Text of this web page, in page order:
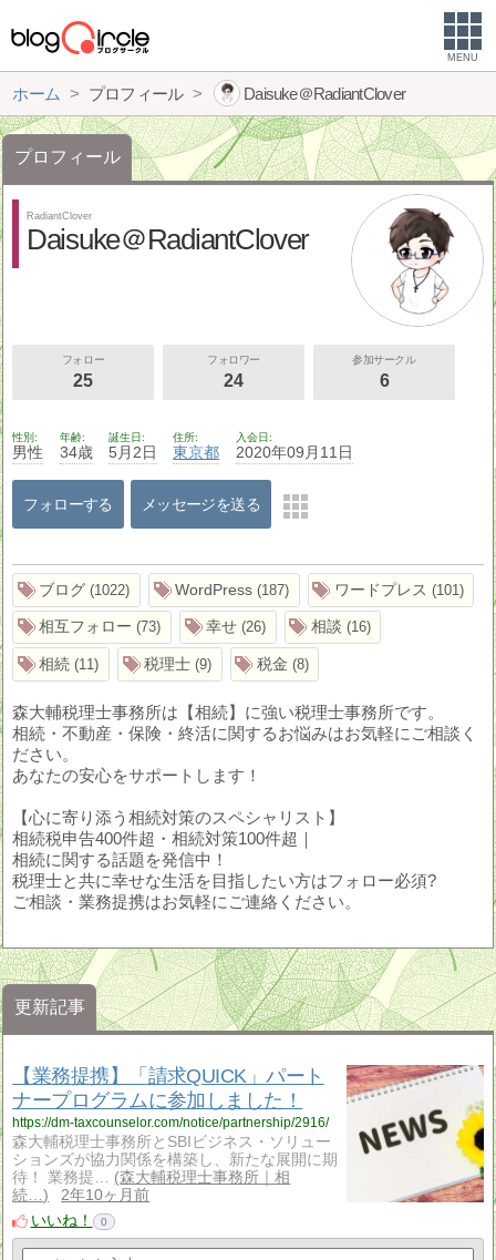
MENU
ホーム プロフィール Daisuke＠RadiantClover
プロフィール
RadiantClover
Daisuke＠RadiantClover
フォロー
25
フォロワー
24
参加サークル
6
性別
男性
年齢
34歳
誕生日
5月2日
住所
東京都
入会日
2020年09月11日
フォローする メッセージを送る
ブログ 1022 WordPress 187 ワードプレス 101
相互フォロー 73 幸せ 26 相談 16
相続 11 税理士 9 税金 8
森大輔税理士事務所は【相続】に強い税理士事務所です。
相続・不動産・保険・終活に関するお悩みはお気軽にご相談く
ださい。
あなたの安心をサポートします！
【心に寄り添う相続対策のスペシャリスト】
相続税申告400件超・相続対策100件超｜
相続に関する話題を発信中！
税理士と共に幸せな生活を目指したい方はフォロー必須?
ご相談・業務提携はお気軽にご連絡ください。
更新記事
【業務提携】「請求QUICK」パート
ナープログラムに参加しました！
https://dm-taxcounselor.com/notice/partnership/2916/
森大輔税理士事務所とSBIビジネス・ソリュー
ションズが協力関係を構築し、新たな展開に期
待！ 業務提…
森大輔税理士事務所｜相
続…
2年10ヶ月前
いいね！
0